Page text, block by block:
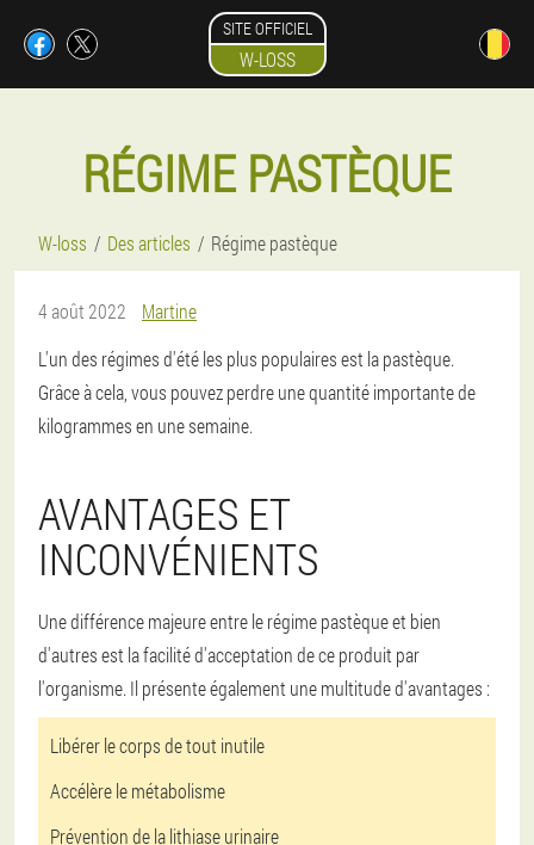
SITE OFFICIEL
W-LOSS
RÉGIME PASTÈQUE
W-loss Des articles Régime pastèque
4 août 2022
Martine
L'un des régimes d'été les plus populaires est la pastèque.
Grâce à cela, vous pouvez perdre une quantité importante de
kilogrammes en une semaine.
AVANTAGES ET
INCONVÉNIENTS
Une différence majeure entre le régime pastèque et bien
d'autres est la facilité d'acceptation de ce produit par
l'organisme. Il présente également une multitude d'avantages :
Libérer le corps de tout inutile
Accélère le métabolisme
Prévention de la lithiase urinaire